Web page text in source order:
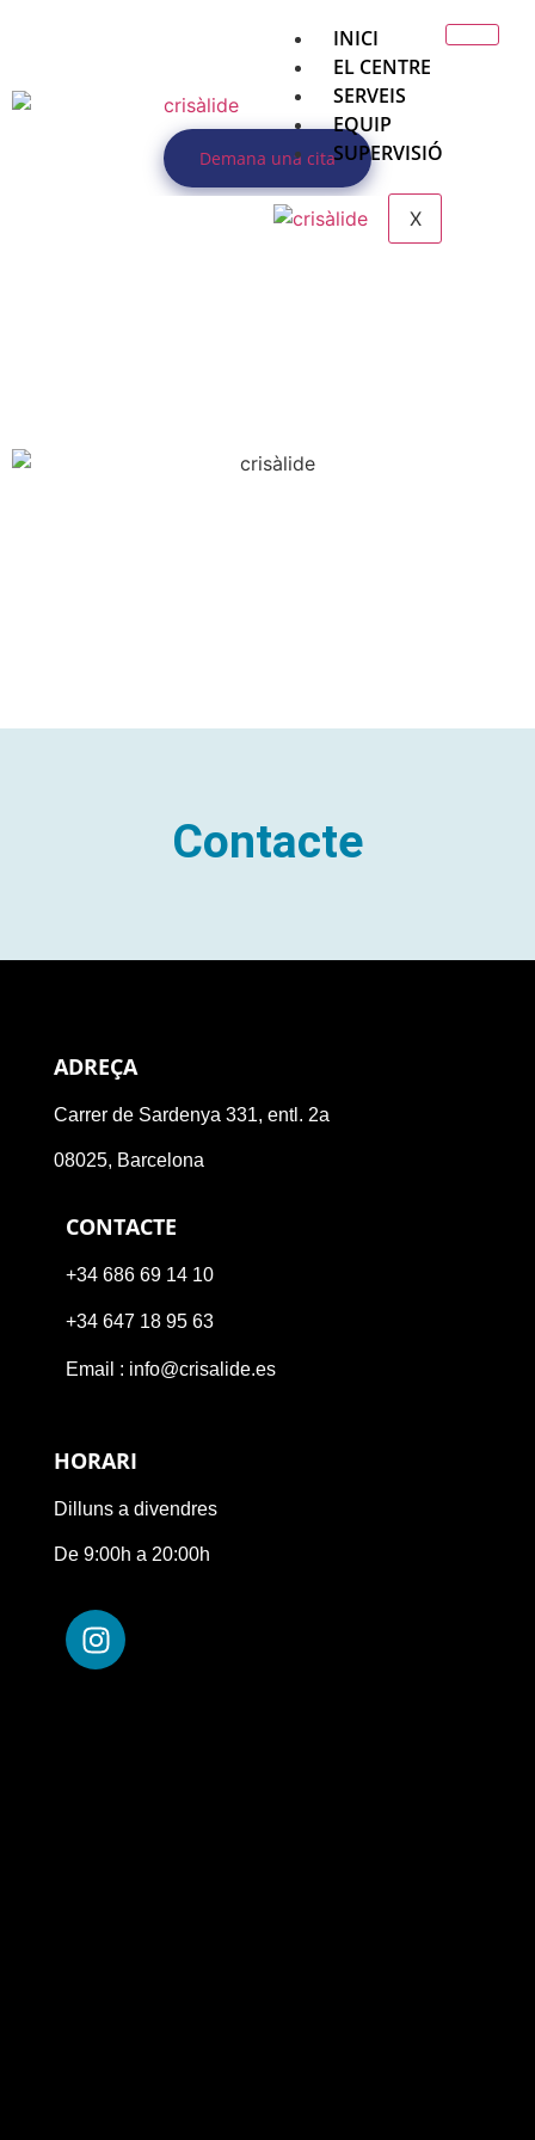
INICI
EL CENTRE
SERVEIS
EQUIP
SUPERVISIÓ
X
Demana una cita
Contacte
ADREÇA
Carrer de Sardenya 331, entl. 2a
08025, Barcelona
CONTACTE
+34 686 69 14 10
+34 647 18 95 63
Email : info@crisalide.es
HORARI
Dilluns a divendres
De 9:00h a 20:00h